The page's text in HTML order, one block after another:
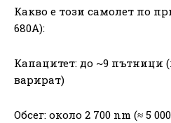
Какво е този самолет по
680A):
Капацитет: до ~9 пътници
варират)
Обсег: около 2 700 nm (≈ 5